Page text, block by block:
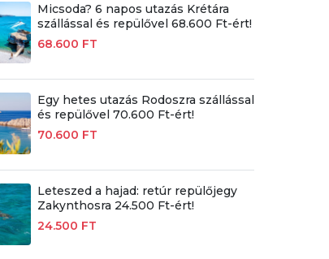
Micsoda? 6 napos utazás Krétára
szállással és repülővel 68.600 Ft-ért!
68.600 FT
Egy hetes utazás Rodoszra szállással
és repülővel 70.600 Ft-ért!
70.600 FT
Leteszed a hajad: retúr repülőjegy
Zakynthosra 24.500 Ft-ért!
24.500 FT